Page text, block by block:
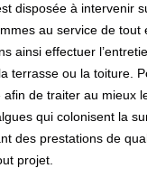
disposée à intervenir
au service de tout
ainsi effectuer
terrasse ou la toiture.
afin de traiter au mieux
qui colonisent la
des prestations de
projet.